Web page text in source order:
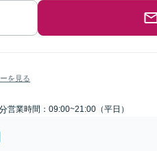
を見る
営業時間：09:00~21:00（平日）